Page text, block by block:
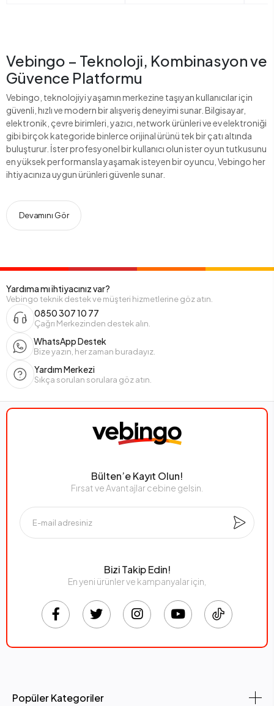
Vebingo – Teknoloji, Kombinasyon ve
Güvence Platformu
Vebingo, teknolojiyi yaşamın merkezine taşıyan kullanıcılar için
güvenli, hızlı ve modern bir alışveriş deneyimi sunar. Bilgisayar,
elektronik, çevre birimleri, yazıcı, network ürünleri ve ev elektroniği
gibi birçok kategoride binlerce orijinal ürünü tek bir çatı altında
buluşturur. İster profesyonel bir kullanıcı olun ister oyun tutkusunu
en yüksek performansla yaşamak isteyen bir oyuncu, Vebingo her
ihtiyacınıza uygun ürünleri güvenle sunar.
Devamını Gör
Yardıma mı ihtiyacınız var?
Vebingo teknik destek ve müşteri hizmetlerine göz atın.
0850 307 10 77
Çağrı Merkezinden destek alın.
WhatsApp Destek
Bize yazın, her zaman buradayız.
Yardım Merkezi
Sıkça sorulan sorulara göz atın.
Bülten’e Kayıt Olun!
Fırsat ve Avantajlar cebine gelsin.
Bizi Takip Edin!
En yeni ürünler ve kampanyalar için,
Popüler Kategoriler